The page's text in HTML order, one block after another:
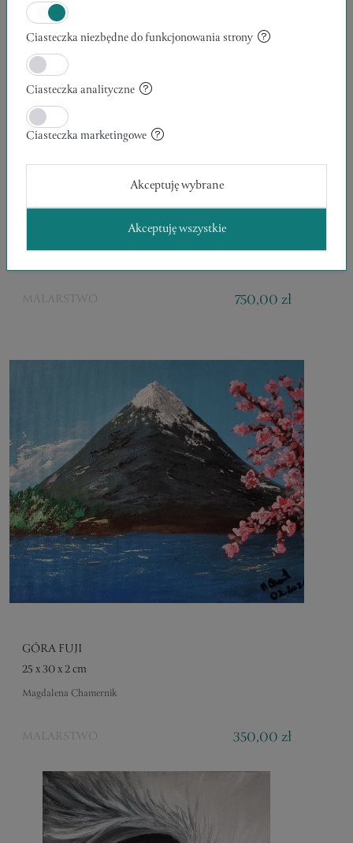
GÓRSKIE MIASTECZKO
MALARSTWO 750,00 zł
GÓRA FUJI
25 x 30 x 2 cm
Magdalena Chamernik
MALARSTWO 350,00 zł
Ciasteczka niezbędne do funkcjonowania strony
Ciasteczka analityczne
Ciasteczka marketingowe
Akceptuję wybrane
Akceptuję wszystkie